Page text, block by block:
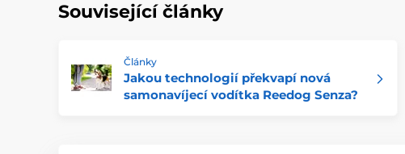
Související články
Články
Jakou technologií překvapí nová
samonavíjecí vodítka Reedog Senza?